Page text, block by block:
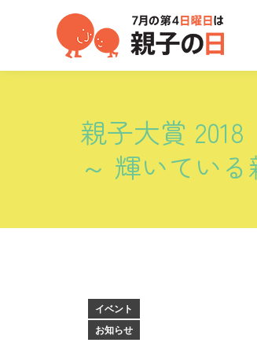
親子大賞 2018
～ 輝いてい
イベント
お知らせ